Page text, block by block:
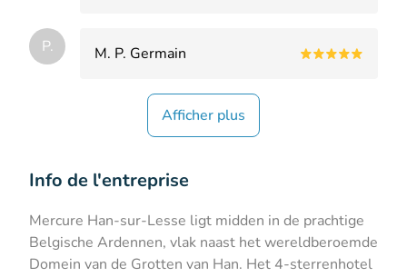
P. M. P. Germain
Afficher plus
Info de l'entreprise
Mercure Han-sur-Lesse ligt midden in de prachtige
Belgische Ardennen, vlak naast het wereldberoemde
Domein van de Grotten van Han. Het 4-sterrenhotel